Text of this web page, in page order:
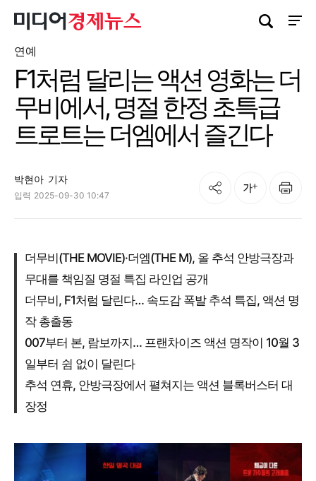
사이
검색창 열기
연예
F1처럼 달리는 액션 영화는 더
무비에서, 명절 한정 초특급
트로트는 더엠에서 즐긴다
박현아 기자
입력 2025-09-30 10:47
공유 글자크기 인쇄
더무비(THE MOVIE)·더엠(THE M), 올 추석 안방극장과
무대를 책임질 명절 특집 라인업 공개
더무비, F1처럼 달린다… 속도감 폭발 추석 특집, 액션 명
작 총출동
007부터 본, 람보까지… 프랜차이즈 액션 명작이 10월 3
일부터 쉼 없이 달린다
추석 연휴, 안방극장에서 펼쳐지는 액션 블록버스터 대
장정